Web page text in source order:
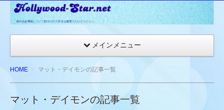
☆
ウ
ッ
タ
メインメニュー
HOME マット・デイモンの記事一覧
マット・デイモンの記事一覧